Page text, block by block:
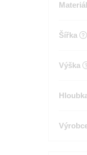
Materiál
Šířka
Výška